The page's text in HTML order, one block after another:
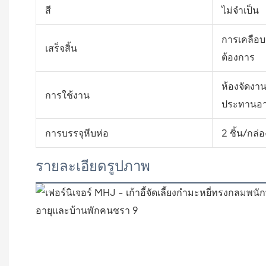
สี ไม่จำเป็น
เสร็จสิ้น
การเคลือ
ต้องการ
การใช้งาน
ห้องจัดงา
ประทานอ
การบรรจุหีบห่อ 2 ชิ้น/กล่อ
รายละเอียดรูปภาพ